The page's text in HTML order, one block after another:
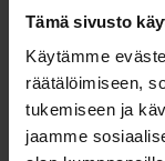
Tämä sivusto
Käytämme
räätälöimiseen,
tukemiseen ja
jaamme